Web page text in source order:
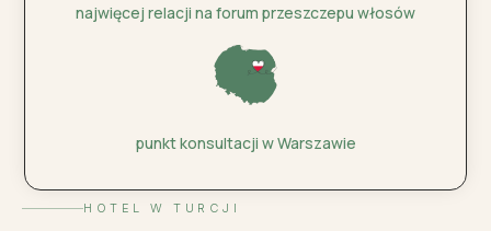
najwięcej relacji na forum przeszczepu włosów
punkt konsultacji w Warszawie
HOTEL W TURCJI